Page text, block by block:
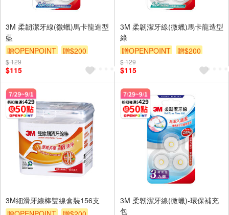
3M 柔韌潔牙線(微蠟)馬卡龍造型
藍
贈OPENPOINT
贈$200
$ 129
$115
3M 柔韌潔牙線(微蠟)馬卡龍造型
綠
贈OPENPOINT
贈$200
$ 129
$115
3M細滑牙線棒雙線盒裝156支
3M 柔韌潔牙線(微蠟)-環保補充
包